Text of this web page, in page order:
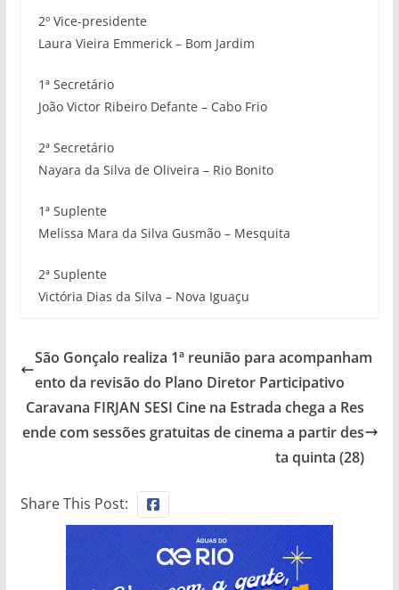
2º Vice-presidente
Laura Vieira Emmerick – Bom Jardim
1ª Secretário
João Victor Ribeiro Defante – Cabo Frio
2ª Secretário
Nayara da Silva de Oliveira – Rio Bonito
1ª Suplente
Melissa Mara da Silva Gusmão – Mesquita
2ª Suplente
Victória Dias da Silva – Nova Iguaçu
São Gonçalo realiza 1ª reunião para acompanham
ento da revisão do Plano Diretor Participativo
Caravana FIRJAN SESI Cine na Estrada chega a Res
ende com sessões gratuitas de cinema a partir des
ta quinta (28)
Share This Post: